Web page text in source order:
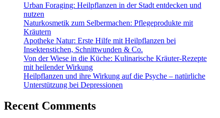
Urban Foraging: Heilpflanzen in der Stadt entdecken und
nutzen
Naturkosmetik zum Selbermachen: Pflegeprodukte mit
Kräutern
Apotheke Natur: Erste Hilfe mit Heilpflanzen bei
Insektenstichen, Schnittwunden & Co.
Von der Wiese in die Küche: Kulinarische Kräuter-Rezepte
mit heilender Wirkung
Heilpflanzen und ihre Wirkung auf die Psyche – natürliche
Unterstützung bei Depressionen
Recent Comments